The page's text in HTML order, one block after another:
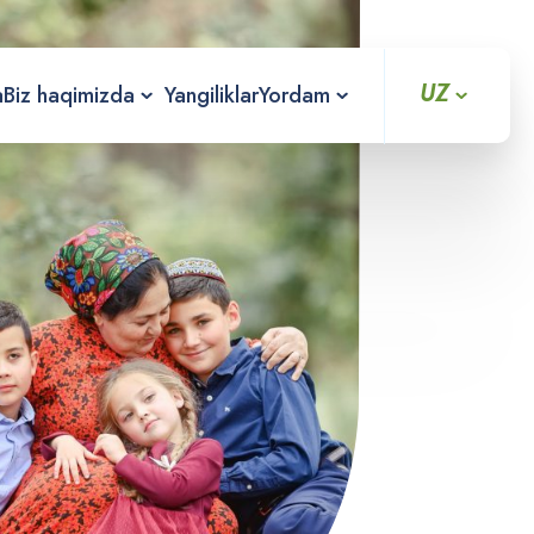
Biz haqimizda YangiliklarYordam UZ